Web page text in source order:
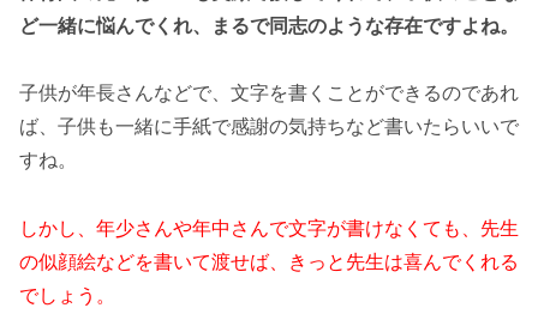
ど一緒に悩んでくれ、まるで同志のような存在ですよね。
子供が年長さんなどで、文字を書くことができるのであれ
ば、子供も一緒に手紙で感謝の気持ちなど書いたらいいで
すね。
しかし、年少さんや年中さんで文字が書けなくても、先生
の似顔絵などを書いて渡せば、きっと先生は喜んでくれる
でしょう。